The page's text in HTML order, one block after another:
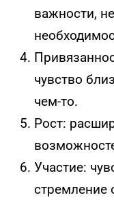
важности,
чувство
чем-то.
Рост:
Участие:
стремление